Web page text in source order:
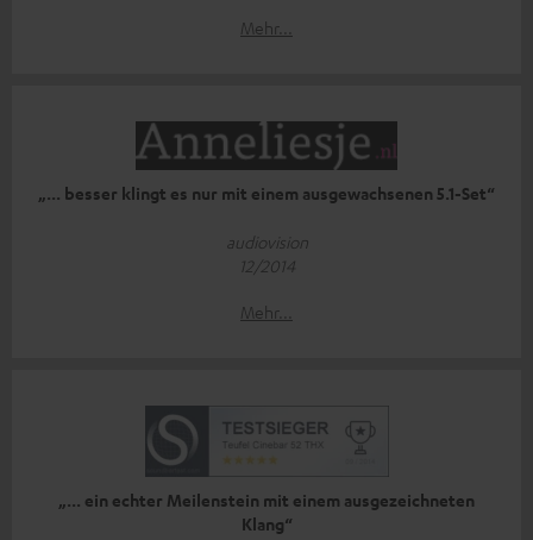
Mehr...
„... besser klingt es nur mit einem ausgewachsenen 5.1-Set“
audiovision
12/2014
Mehr...
„... ein echter Meilenstein mit einem ausgezeichneten
Klang“